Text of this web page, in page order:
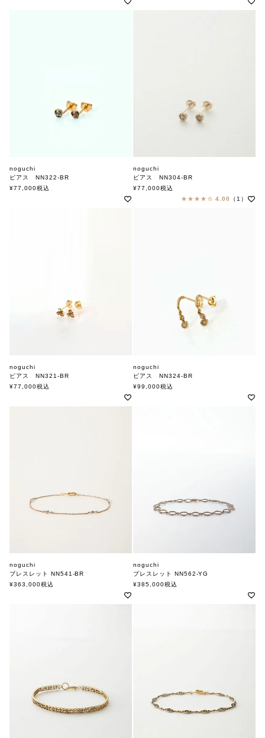
noguchi
ピアス NN322-BR
ノグチ
¥77,000税込
noguchi
ピアス NN304-BR
ノグチ
¥77,000税込
4.00
（1）
noguchi
ピアス NN321-BR
ノグチ
¥77,000税込
noguchi
ピアス NN324-BR
ノグチ
¥99,000税込
noguchi
ブレスレット NN541-BR
ノグチ
¥363,000税込
noguchi
ブレスレット NN562-YG
ノグチ
¥385,000税込